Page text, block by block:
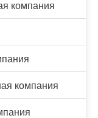
компания
компания